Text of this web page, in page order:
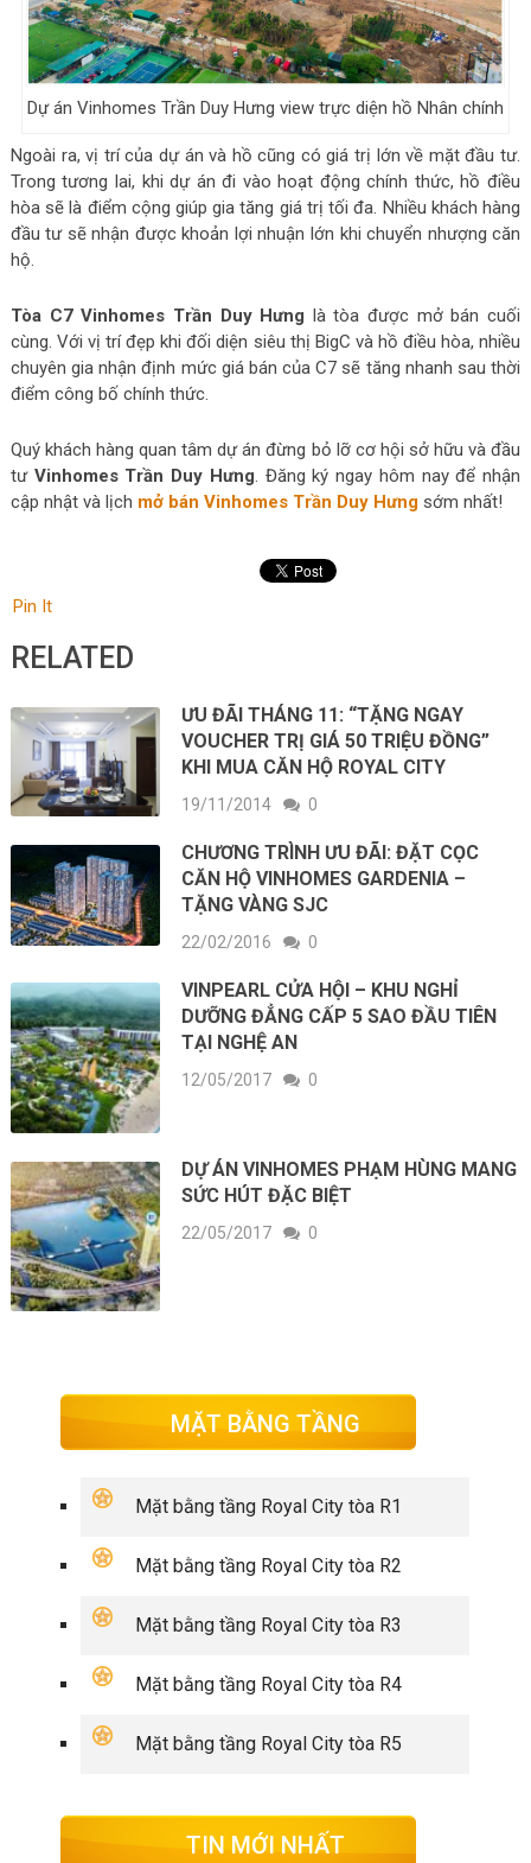
Dự án Vinhomes Trần Duy Hưng view trực diện hồ Nhân chính
Ngoài ra, vị trí của dự án và hồ cũng có giá trị lớn về mặt đầu tư.
Trong tương lai, khi dự án đi vào hoạt động chính thức, hồ điều
hòa sẽ là điểm cộng giúp gia tăng giá trị tối đa. Nhiều khách hàng
đầu tư sẽ nhận được khoản lợi nhuận lớn khi chuyển nhượng căn
hộ.
Tòa C7 Vinhomes Trần Duy Hưng là tòa được mở bán cuối
cùng. Với vị trí đẹp khi đối diện siêu thị BigC và hồ điều hòa, nhiều
chuyên gia nhận định mức giá bán của C7 sẽ tăng nhanh sau thời
điểm công bố chính thức.
Quý khách hàng quan tâm dự án đừng bỏ lỡ cơ hội sở hữu và đầu
tư Vinhomes Trần Duy Hưng. Đăng ký ngay hôm nay để nhận
cập nhật và lịch mở bán Vinhomes Trần Duy Hưngsớm nhất!
Pin It
RELATED
ƯU ĐÃI THÁNG 11: “TẶNG NGAY
VOUCHER TRỊ GIÁ 50 TRIỆU ĐỒNG”
KHI MUA CĂN HỘ ROYAL CITY
19/11/2014 0
CHƯƠNG TRÌNH ƯU ĐÃI: ĐẶT CỌC
CĂN HỘ VINHOMES GARDENIA –
TẶNG VÀNG SJC
22/02/2016 0
VINPEARL CỬA HỘI – KHU NGHỈ
DƯỠNG ĐẲNG CẤP 5 SAO ĐẦU TIÊN
TẠI NGHỆ AN
12/05/2017 0
DỰ ÁN VINHOMES PHẠM HÙNG MANG
SỨC HÚT ĐẶC BIỆT
22/05/2017 0
MẶT BẰNG TẦNG
Mặt bằng tầng Royal City tòa R1
Mặt bằng tầng Royal City tòa R2
Mặt bằng tầng Royal City tòa R3
Mặt bằng tầng Royal City tòa R4
Mặt bằng tầng Royal City tòa R5
TIN MỚI NHẤT